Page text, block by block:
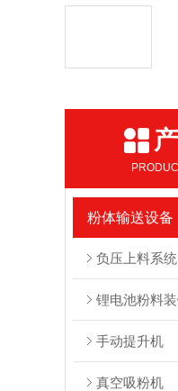
粉体输送设备
负压上料系统
锂电池粉料
手动提升机
真空吸粉机